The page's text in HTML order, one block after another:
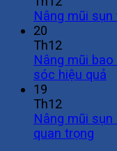
Nâng mũi
20
Th12
Nâng mũi
sóc hiệu quả
19
Th12
Nâng mũi
quan trọng